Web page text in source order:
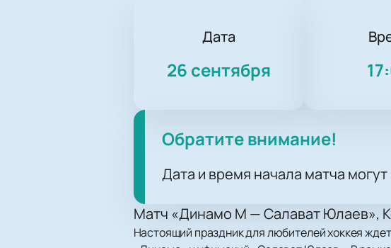
Дата
26 сентября
Обратите внимание!
Дата и время начала матча
Матч «Динамо М — Салават Юлаев»,
Настоящий праздник для любителей хоккея